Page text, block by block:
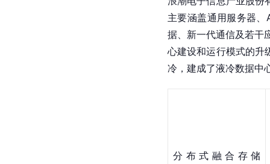
主要涵盖通用服务器
据、新一代通信及若干
心建设和运行模式的升
冷，建成了液冷数据中
分布式融合存储